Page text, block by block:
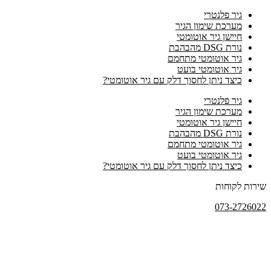
גיר פלנטרי
מערכת שימון הגיר
חיישן גיר אוטומטי
נורת DSG מהבהבת
גיר אוטומטי מתחמם
גיר אוטומטי בועט
כיצד ניתן לחסוך דלק עם גיר אוטומטי?
גיר פלנטרי
מערכת שימון הגיר
חיישן גיר אוטומטי
נורת DSG מהבהבת
גיר אוטומטי מתחמם
גיר אוטומטי בועט
כיצד ניתן לחסוך דלק עם גיר אוטומטי?
שירות לקוחות
073-2726022